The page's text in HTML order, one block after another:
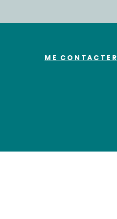
ME CONTACTER